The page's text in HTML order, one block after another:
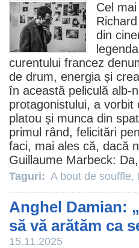
Cel
din
curentului francez
de drum, energia și
în această peliculă alb-
protagonistului, a
platou și munca din
primul rând, felicitări
faci, mai ales că, dacă
Guillaume Marbeck:
Taguri: A bout de souffle,
Anghel Damian:
să vă arătăm ca
15.11.2025